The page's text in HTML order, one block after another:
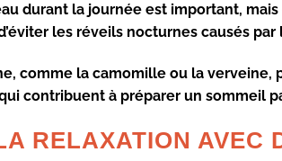
durant la journée est important,
les réveils nocturnes causés
comme la camomille ou la
contribuent à préparer un sommeil
RELAXATION AVEC